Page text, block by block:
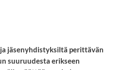
jäsenyhdistyksiltä perittävän
suuruudesta erikseen